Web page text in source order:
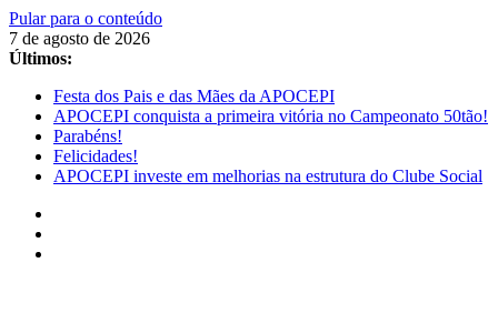
Pular para o conteúdo
7 de agosto de 2026
Últimos:
Festa dos Pais e das Mães da APOCEPI
APOCEPI conquista a primeira vitória no Campeonato 50tão!
Parabéns!
Felicidades!
APOCEPI investe em melhorias na estrutura do Clube Social